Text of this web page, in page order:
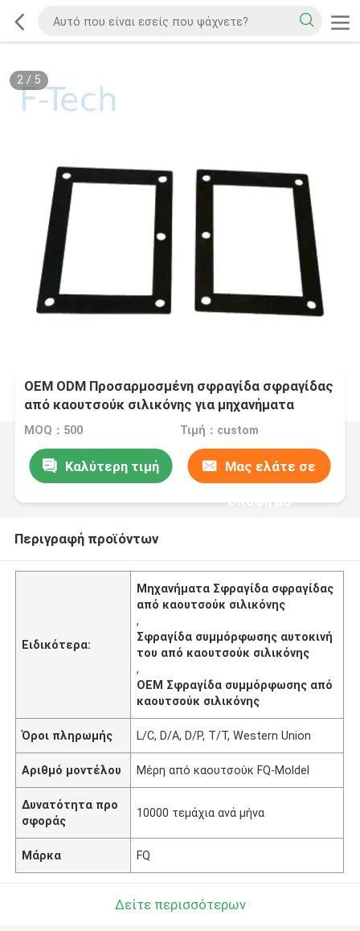
2/ 5
OEM ODM Προσαρμοσμένη σφραγίδα σφραγίδας
από καουτσούκ σιλικόνης για μηχανήματα
αυτοκινήτων
MOQ：500 Τιμή：custom
Καλύτερη τιμή Μας ελάτε σε
επαφή με
Περιγραφή προϊόντων
Ειδικότερα:
Μηχανήματα Σφραγίδα σφραγίδας
από καουτσούκ σιλικόνης
,
Σφραγίδα συμμόρφωσης αυτοκινή
του από καουτσούκ σιλικόνης
,
OEM Σφραγίδα συμμόρφωσης από
καουτσούκ σιλικόνης
Όροι πληρωμής L/C, D/A, D/P, T/T, Western Union
Αριθμό μοντέλου Μέρη από καουτσούκ FQ-Moldel
Δυνατότητα προ
σφοράς
10000 τεμάχια ανά μήνα
Μάρκα FQ
Δείτε περισσότερων